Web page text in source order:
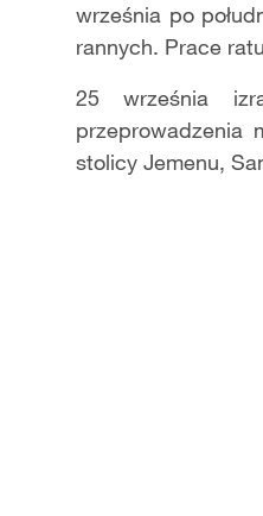
września po
rannych. Prace
25 września
przeprowadzenia
stolicy Jemenu,